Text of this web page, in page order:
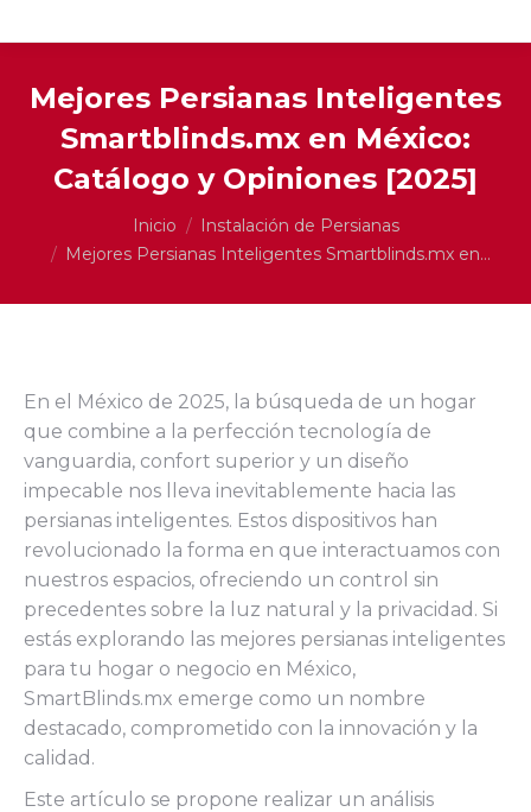
Mejores Persianas Inteligentes
Smartblinds.mx en México:
Catálogo y Opiniones [2025]
Inicio
Instalación de Persianas
Mejores Persianas Inteligentes Smartblinds.mx en…
En el México de 2025, la búsqueda de un hogar
que combine a la perfección tecnología de
vanguardia, confort superior y un diseño
impecable nos lleva inevitablemente hacia las
persianas inteligentes. Estos dispositivos han
revolucionado la forma en que interactuamos con
nuestros espacios, ofreciendo un control sin
precedentes sobre la luz natural y la privacidad. Si
estás explorando las mejores persianas inteligentes
para tu hogar o negocio en México,
SmartBlinds.mx emerge como un nombre
destacado, comprometido con la innovación y la
calidad.
Este artículo se propone realizar un análisis